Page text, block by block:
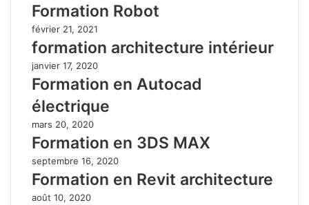
Formation Robot
février 21, 2021
formation architecture intérieur
janvier 17, 2020
Formation en Autocad
électrique
mars 20, 2020
Formation en 3DS MAX
septembre 16, 2020
Formation en Revit architecture
août 10, 2020